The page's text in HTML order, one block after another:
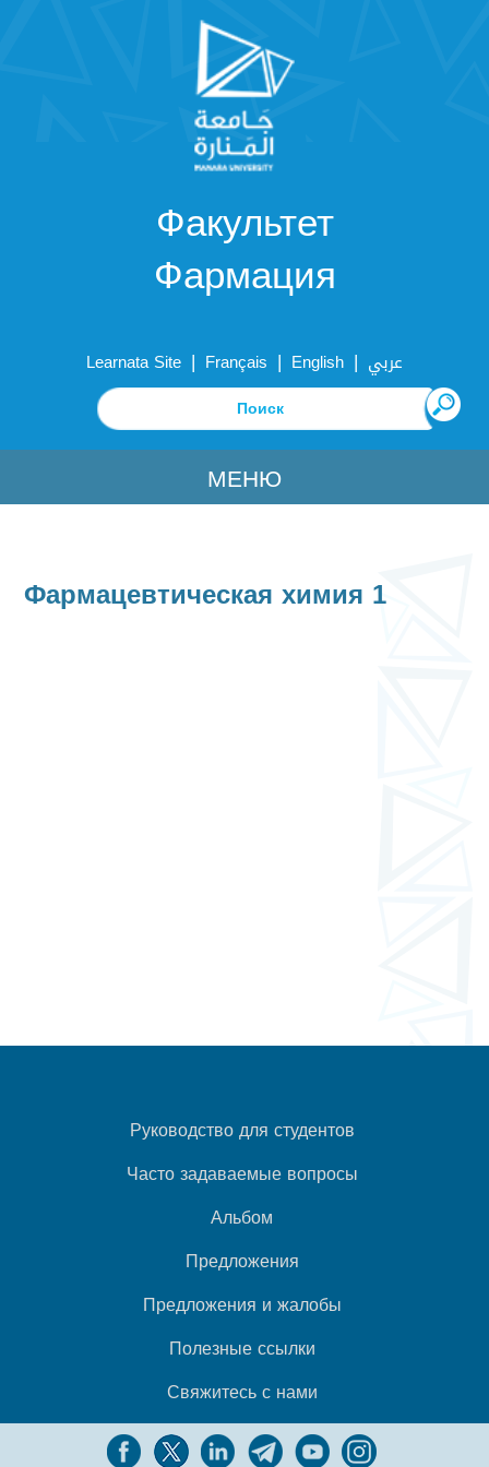
Факультет
Фармация
Learnata Site | Français | English | عربي
МЕНЮ
Фармацевтическая химия 1
Руководство для студентов
Часто задаваемые вопросы
Альбом
Предложения
Предложения и жалобы
Полезные ссылки
Свяжитесь с нами